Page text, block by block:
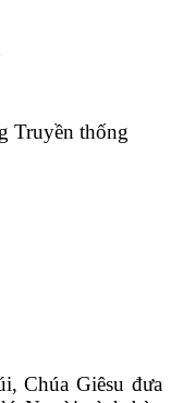
Truyền thống
Chúa Giêsu đưa